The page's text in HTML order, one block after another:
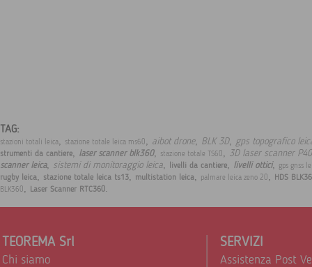
TAG:
stazioni totali leica, stazione totale leica ms60, aibot drone, BLK 3D, gps topografico
strumenti da cantiere, laser scanner blk360, stazione totale TS60, 3D laser scanner P40
scanner leica, sistemi di monitoraggio leica, livelli da cantiere, livelli ottici, gps gnss
rugby leica, stazione totale leica ts13, multistation leica, palmare leica zeno 20, HDS
BLK360, Laser Scanner RTC360.
TEOREMA Srl
Chi siamo
SERVIZI
Assistenza Post